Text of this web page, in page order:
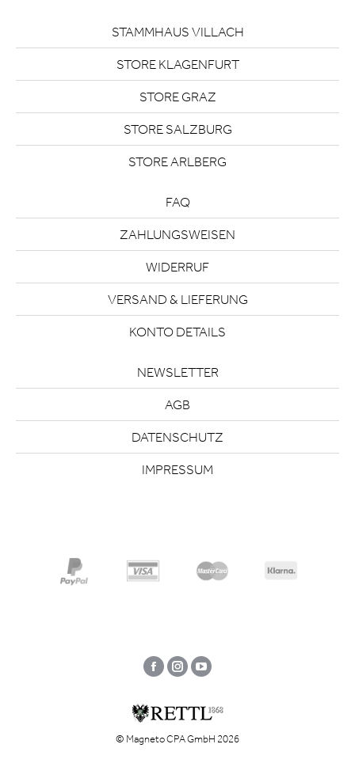
STAMMHAUS VILLACH
STORE KLAGENFURT
STORE GRAZ
STORE SALZBURG
STORE ARLBERG
FAQ
ZAHLUNGSWEISEN
WIDERRUF
VERSAND & LIEFERUNG
KONTO DETAILS
NEWSLETTER
AGB
DATENSCHUTZ
IMPRESSUM
Facebook
InstagramYouTube
© Magneto CPA GmbH 2026